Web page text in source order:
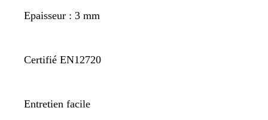
Epaisseur : 3 mm
Certifié EN12720
Entretien facile